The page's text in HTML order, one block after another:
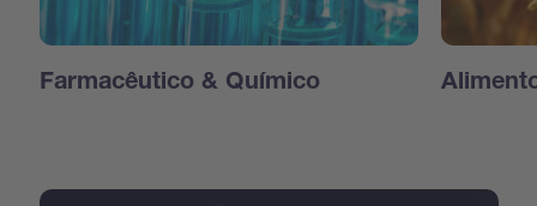
Farmacêutico & Químico